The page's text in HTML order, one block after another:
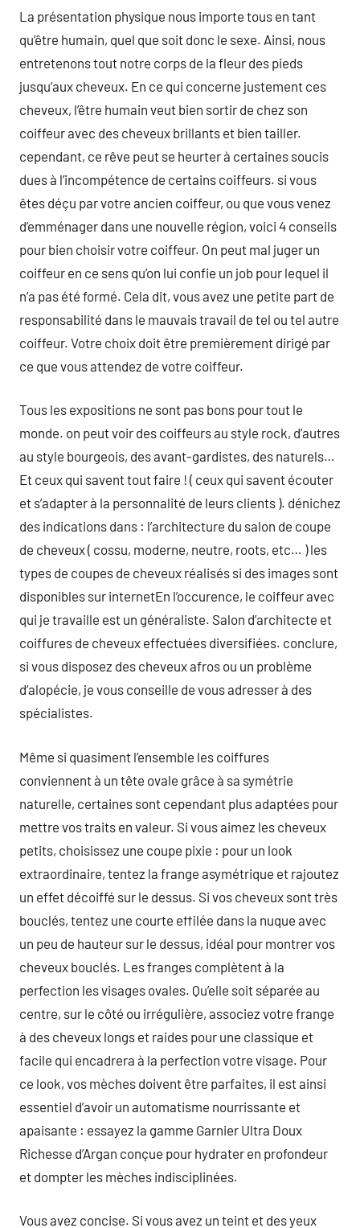
La présentation physique nous importe tous en tant
qu’être humain, quel que soit donc le sexe. Ainsi, nous
entretenons tout notre corps de la fleur des pieds
jusqu’aux cheveux. En ce qui concerne justement ces
cheveux, l’être humain veut bien sortir de chez son
coiffeur avec des cheveux brillants et bien tailler.
cependant, ce rêve peut se heurter à certaines soucis
dues à l’incompétence de certains coiffeurs. si vous
êtes déçu par votre ancien coiffeur, ou que vous venez
d’emménager dans une nouvelle région, voici 4 conseils
pour bien choisir votre coiffeur. On peut mal juger un
coiffeur en ce sens qu’on lui confie un job pour lequel il
n’a pas été formé. Cela dit, vous avez une petite part de
responsabilité dans le mauvais travail de tel ou tel autre
coiffeur. Votre choix doit être premièrement dirigé par
ce que vous attendez de votre coiffeur.
Tous les expositions ne sont pas bons pour tout le
monde. on peut voir des coiffeurs au style rock, d’autres
au style bourgeois, des avant-gardistes, des naturels…
Et ceux qui savent tout faire ! ( ceux qui savent écouter
et s’adapter à la personnalité de leurs clients ). dénichez
des indications dans : l’architecture du salon de coupe
de cheveux ( cossu, moderne, neutre, roots, etc… ) les
types de coupes de cheveux réalisés si des images sont
disponibles sur internetEn l’occurence, le coiffeur avec
qui je travaille est un généraliste. Salon d’architecte et
coiffures de cheveux effectuées diversifiées. conclure,
si vous disposez des cheveux afros ou un problème
d’alopécie, je vous conseille de vous adresser à des
spécialistes.
Même si quasiment l’ensemble les coiffures
conviennent à un tête ovale grâce à sa symétrie
naturelle, certaines sont cependant plus adaptées pour
mettre vos traits en valeur. Si vous aimez les cheveux
petits, choisissez une coupe pixie : pour un look
extraordinaire, tentez la frange asymétrique et rajoutez
un effet décoiffé sur le dessus. Si vos cheveux sont très
bouclés, tentez une courte effilée dans la nuque avec
un peu de hauteur sur le dessus, idéal pour montrer vos
cheveux bouclés. Les franges complètent à la
perfection les visages ovales. Qu’elle soit séparée au
centre, sur le côté ou irrégulière, associez votre frange
à des cheveux longs et raides pour une classique et
facile qui encadrera à la perfection votre visage. Pour
ce look, vos mèches doivent être parfaites, il est ainsi
essentiel d’avoir un automatisme nourrissante et
apaisante : essayez la gamme Garnier Ultra Doux
Richesse d’Argan conçue pour hydrater en profondeur
et dompter les mèches indisciplinées.
Vous avez concise. Si vous avez un teint et des yeux